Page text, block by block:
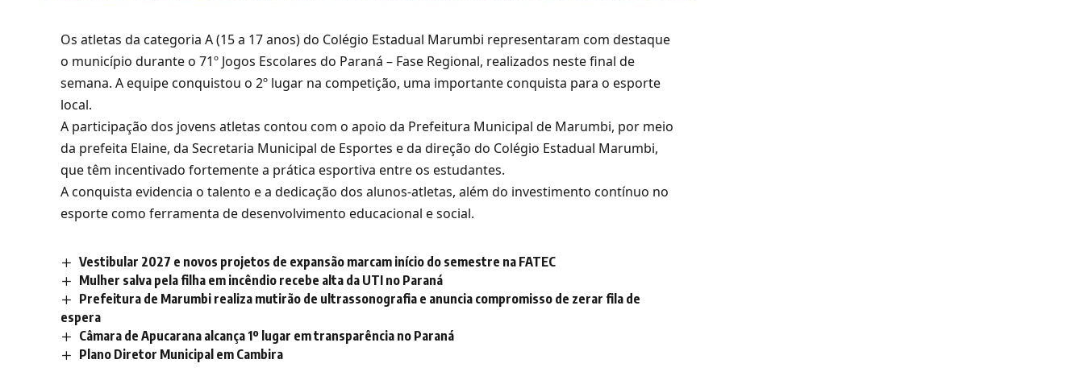
Os atletas da categoria A (15 a 17 anos) do Colégio Estadual Marumbi representaram com destaque
o município durante o 71º Jogos Escolares do Paraná – Fase Regional, realizados neste final de
semana. A equipe conquistou o 2º lugar na competição, uma importante conquista para o esporte
local.
A participação dos jovens atletas contou com o apoio da Prefeitura Municipal de Marumbi, por meio
da prefeita Elaine, da Secretaria Municipal de Esportes e da direção do Colégio Estadual Marumbi,
que têm incentivado fortemente a prática esportiva entre os estudantes.
A conquista evidencia o talento e a dedicação dos alunos-atletas, além do investimento contínuo no
esporte como ferramenta de desenvolvimento educacional e social.
Vestibular 2027 e novos projetos de expansão marcam início do semestre na FATEC
Mulher salva pela filha em incêndio recebe alta da UTI no Paraná
Prefeitura de Marumbi realiza mutirão de ultrassonografia e anuncia compromisso de zerar fila de
espera
Câmara de Apucarana alcança 1º lugar em transparência no Paraná
Plano Diretor Municipal em Cambira